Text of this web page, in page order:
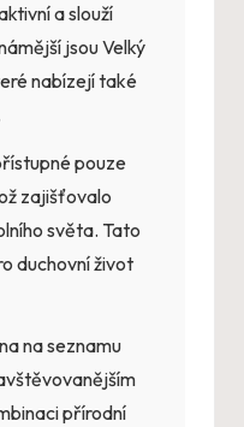
a slouží
jsou Velký
nabízejí také
pouze
zajišťovalo
světa. Tato
duchovní život
na seznamu
přírodní